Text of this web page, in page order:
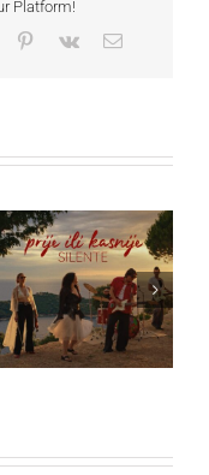
Platform!
Tumblr Pinterest
Vk Email
Silente objavio novi
“Prije ili kasnije”